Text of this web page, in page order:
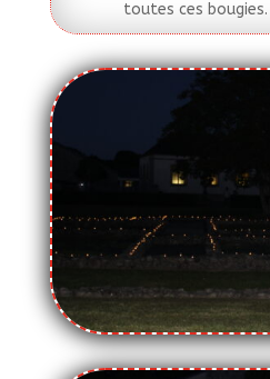
toutes ces bougies.